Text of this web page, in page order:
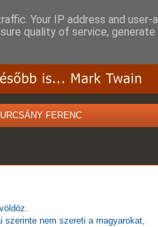
FERENC
nem szereti a magyarokat,
Your IP address and user-
quality of service, generate